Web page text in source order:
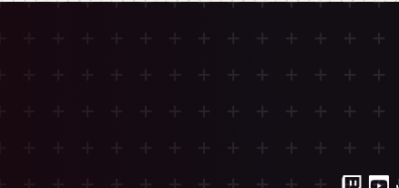
gérer vos paramètres de confidentialité,